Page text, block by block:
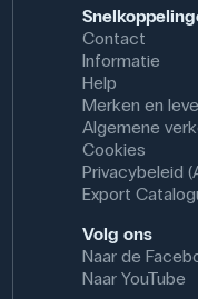
Contact
Informatie
Help
Merken en
Algemene
Cookies
Privacybeleid
Export
Volg ons
Naar de
Naar YouTube